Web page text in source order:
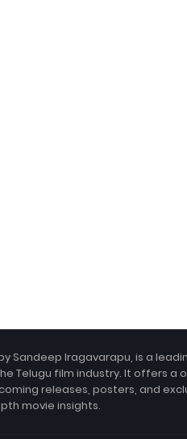
Sandeep Iragavarapu, is a
Telugu film industry. It offers
releases, posters, and
movie insights.